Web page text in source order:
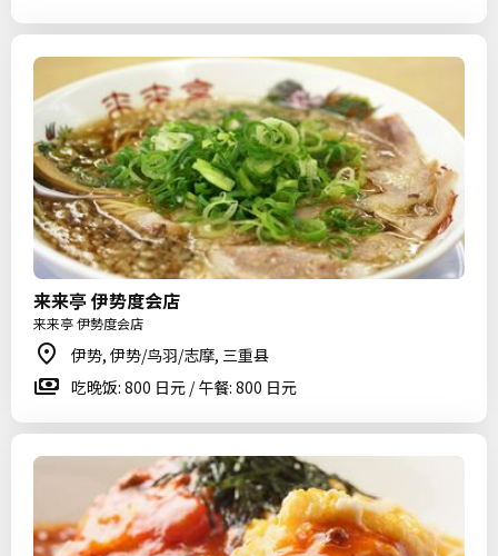
来来亭 伊势度会店
来来亭 伊勢度会店
伊势, 伊势/鸟羽/志摩, 三重县
吃晚饭: 800 日元 / 午餐: 800 日元